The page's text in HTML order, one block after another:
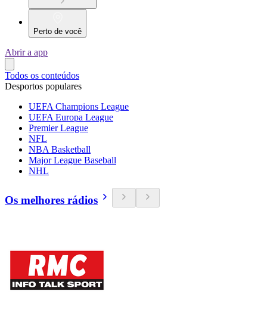
Perto de você
Abrir a app
Todos os conteúdos
Desportos populares
UEFA Champions League
UEFA Europa League
Premier League
NFL
NBA Basketball
Major League Baseball
NHL
Os melhores rádios